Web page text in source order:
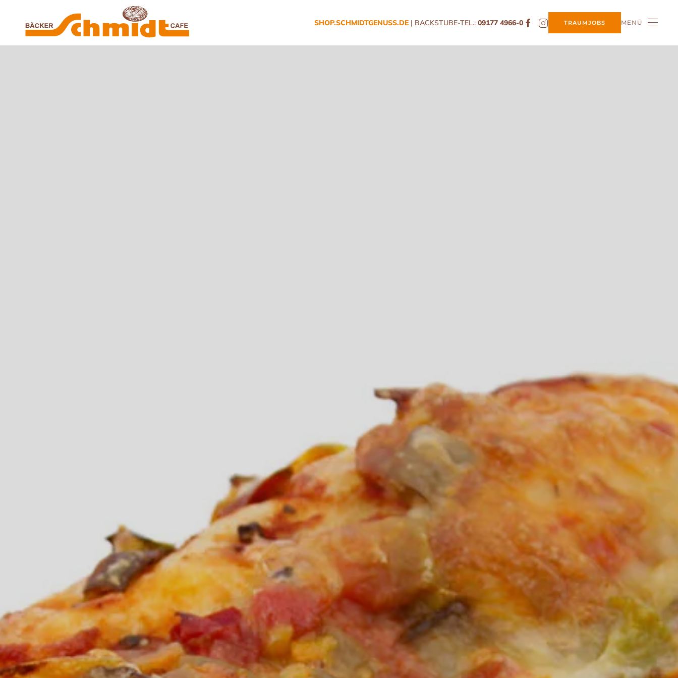
Zum Hauptinhalt springen
SHOP.SCHMIDTGENUSS.DE | BACKSTUBE-TEL.: 09177 4966-0 TRAUMJOBS MENÜ